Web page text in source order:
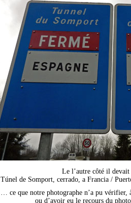
Le l’autre côté il
Túnel de Somport, cerrado, a Francia /
… ce que notre photographe n’a pu
ou d’avoir eu le recours du